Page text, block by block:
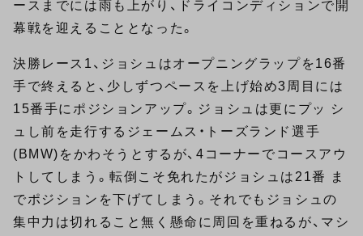
ースまでには雨も上がり、ドライコンディションで開
幕戦を迎えることとなった。
決勝レース1、ジョシュはオープニングラップを16番
手で終えると、少しずつペースを上げ始め3周目には
15番手にポジションアップ。ジョシュは更にプッ シ
ュし前を走行するジェームス・トーズランド選手
(BMW)をかわそうとするが、4コーナーでコースアウ
トしてしまう。転倒こそ免れたがジョシュは21番 ま
でポジションを下げてしまう。それでもジョシュの
集中力は切れること無く懸命に周回を重ねるが、マシ